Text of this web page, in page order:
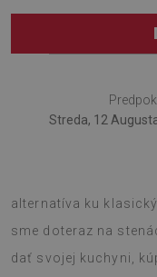
Streda, 12
alternatíva ku
sme doteraz na
dať svojej kuchyni,